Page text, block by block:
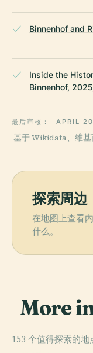
Binnenhof and
Inside the
Binnenhof,
最后审核： APRIL
基于 Wikidata、维基
探索周边
在地图上查看
什么。
More
153 个值得探索的
PLACE